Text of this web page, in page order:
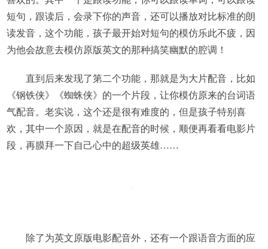
短句，跟读后，会录下你的声音，还可以播放对比标准的朗
读发音，这个功能，孩子最开始对短句的模仿乐此不疲，因
为他会故意去模仿原版英文的那种搞笑幽默的腔调！
直到后来发现了第二个功能，那就是为大片配音，比如
《钢铁侠》《蜘蛛侠》的一个片段，让你模仿原来的台词语
气配音。老实说，这个还是很有难度的，但是孩子特别喜
欢，其中一个原因，就是在配音的时候，顺便再看看电影片
段，再膜拜一下自己心中的超级英雄……
除了为英文原版电影配音外，还有一个跟语音方面的应